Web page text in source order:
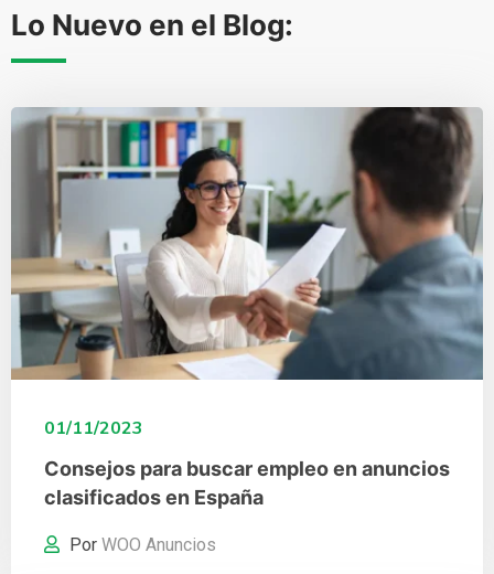
Lo Nuevo en el Blog:
01/11/2023
Consejos para buscar empleo en anuncios
clasificados en España
Por WOO Anuncios